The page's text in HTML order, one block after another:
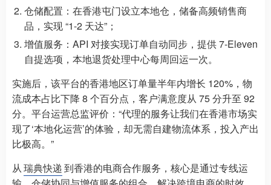
仓储配置：在香港屯门设立本地仓，储备高频销售商
品，实现 “1-2 天达”；
增值服务：API 对接实现订单自动同步，提供 7-Eleven
自提选项，本地退货处理中心每周回运一次。
实施后，该平台的香港地区订单量半年内增长 120%，物
流成本占比下降 8 个百分点，客户满意度从 75 分升至 92
分。平台运营总监评价：“代理的服务让我们在香港市场实
现了‘本地化运营’的体验，却无需自建物流体系，投入产出
比极高。”
从瑞典快递到香港的电商合作服务，核心是通过专线运